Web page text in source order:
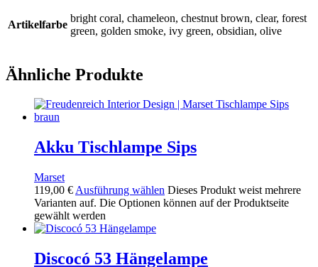
Artikelfarbe
bright coral, chameleon, chestnut brown, clear, forest
green, golden smoke, ivy green, obsidian, olive
Ähnliche Produkte
Akku Tischlampe Sips
Marset
119,00 € Ausführung wählen Dieses Produkt weist mehrere
Varianten auf. Die Optionen können auf der Produktseite
gewählt werden
Discocó 53 Hängelampe